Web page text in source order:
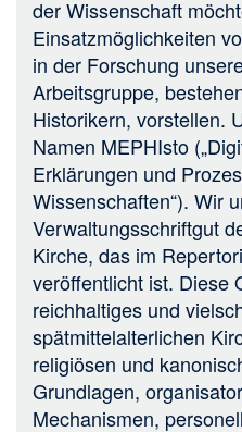
der Wissenschaft
Einsatzmöglichkeiten
in der Forschung
Arbeitsgruppe,
Historikern, vorstellen.
Namen MEPHIsto
Erklärungen und
Wissenschaften“). Wir
Verwaltungsschriftgut
Kirche, das im
veröffentlicht ist. Diese
reichhaltiges und
spätmittelalterlichen
religiösen und
Grundlagen,
Mechanismen,